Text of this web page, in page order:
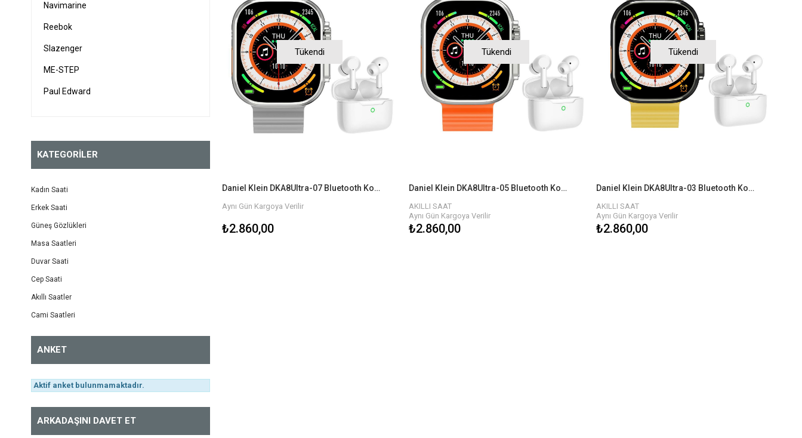
Navimarine
Reebok
Slazenger
ME-STEP
Paul Edward
KATEGORİLER
Kadın Saati
Erkek Saati
Güneş Gözlükleri
Masa Saatleri
Duvar Saati
Cep Saati
Akıllı Saatler
Cami Saatleri
ANKET
Aktif anket bulunmamaktadır.
ARKADAŞINI DAVET ET
Tükendi
Daniel Klein DKA8Ultra-07 Bluetooth Kol Saati
Aynı Gün Kargoya Verilir
₺2.860,00
Tükendi
Daniel Klein DKA8Ultra-05 Bluetooth Kol Saati
AKILLI SAAT
Aynı Gün Kargoya Verilir
₺2.860,00
Tükendi
Daniel Klein DKA8Ultra-03 Bluetooth Kol Saati
AKILLI SAAT
Aynı Gün Kargoya Verilir
₺2.860,00